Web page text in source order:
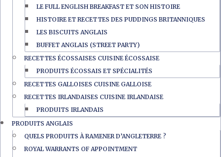
LE FULL ENGLISH BREAKFAST ET SON HISTOIRE
HISTOIRE ET RECETTES DES PUDDINGS BRITANNIQUES
LES BISCUITS ANGLAIS
BUFFET ANGLAIS (STREET PARTY)
RECETTES ÉCOSSAISES CUISINE ÉCOSSAISE
PRODUITS ÉCOSSAIS ET SPÉCIALITÉS
RECETTES GALLOISES CUISINE GALLOISE
RECETTES IRLANDAISES CUISINE IRLANDAISE
PRODUITS IRLANDAIS
PRODUITS ANGLAIS
QUELS PRODUITS À RAMENER D’ANGLETERRE ?
ROYAL WARRANTS OF APPOINTMENT